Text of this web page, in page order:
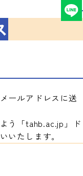
ールアドレスに送
う「tahb.ac.jp」ド
いたします｡